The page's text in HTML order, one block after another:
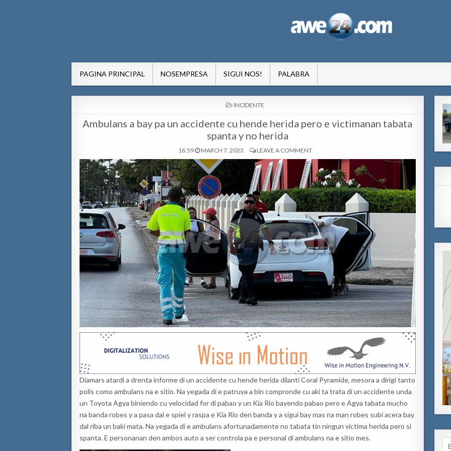
PAGINA PRINCIPAL NOSEMPRESA SIGUI NOS! PALABRA
POSTED
IN
INCIDENTE
Ambulans a bay pa un accidente cu hende herida pero e victimanan tabata
spanta y no herida
16:59 MARCH 7, 2023 LEAVE A COMMENT
Diamars atardi a drenta informe di un accidente cu hende herida dilanti Coral Pyramide, mesora a dirigi tanto
polis como ambulans na e sitio. Na yegada di e patruya a bin compronde cu aki ta trata di un accidente unda
un Toyota Agya biniendo cu velocidad for di pabao y un Kia Rio bayendo pabao pero e Agya tabata mucho
na banda robes y a pasa dal e spiel y raspa e Kia Rio den banda y a sigui bay mas na man robes subi acera bay
dal riba un baki mata. Na yegada di e ambulans afortunadamente no tabata tin ningun victima herida pero si
spanta. E personanan den ambos auto a ser controla pa e personal di ambulans na e sitio mes.